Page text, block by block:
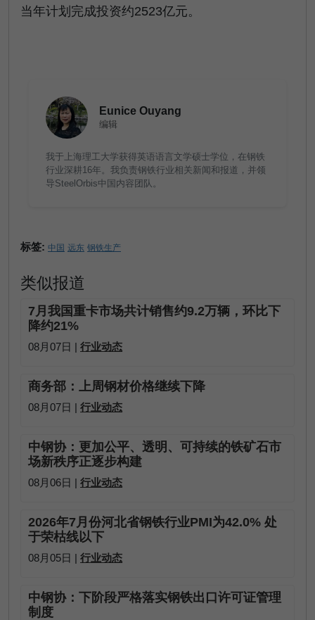
当年计划完成投资约2523亿元。
Eunice Ouyang
编辑
我于上海理工大学获得英语语言文学硕士学位，在钢铁
行业深耕16年。我负责钢铁行业相关新闻和报道，并领
导SteelOrbis中国内容团队。
标签: 中国 远东 钢铁生产
类似报道
7月我国重卡市场共计销售约9.2万辆，环比下
降约21%
08月07日 | 行业动态
商务部：上周钢材价格继续下降
08月07日 | 行业动态
中钢协：更加公平、透明、可持续的铁矿石市
场新秩序正逐步构建
08月06日 | 行业动态
2026年7月份河北省钢铁行业PMI为42.0% 处
于荣枯线以下
08月05日 | 行业动态
中钢协：下阶段严格落实钢铁出口许可证管理
制度